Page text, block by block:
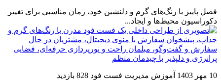
فصل پاییز با رنگ‌های گرم و دلنشین خود، زمان مناسبی برای تغییر
دکوراسیون محیط‌ها و ایجاد...
10 مهر 1403 آموزش مدیریت فست فود 828 بازدید